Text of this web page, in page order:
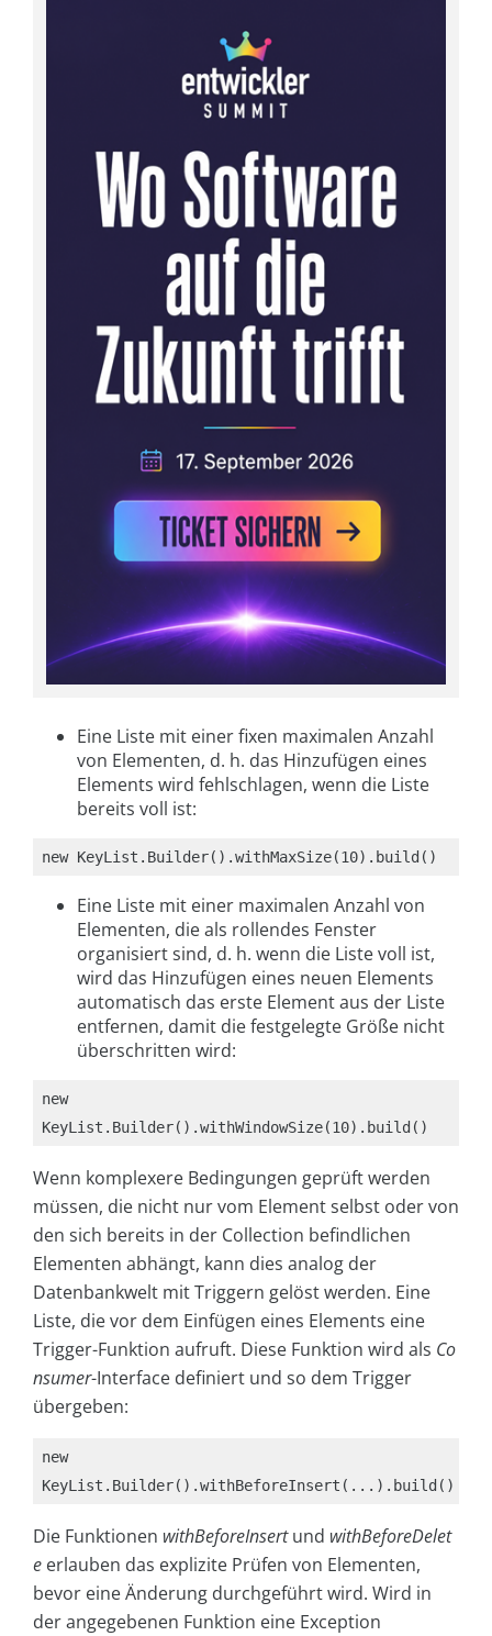
Eine Liste mit einer fixen maximalen Anzahl
von Elementen, d. h. das Hinzufügen eines
Elements wird fehlschlagen, wenn die Liste
bereits voll ist:
new KeyList.Builder().withMaxSize(10).build()
Eine Liste mit einer maximalen Anzahl von
Elementen, die als rollendes Fenster
organisiert sind, d. h. wenn die Liste voll ist,
wird das Hinzufügen eines neuen Elements
automatisch das erste Element aus der Liste
entfernen, damit die festgelegte Größe nicht
überschritten wird:
new
KeyList.Builder().withWindowSize(10).build()
Wenn komplexere Bedingungen geprüft werden
müssen, die nicht nur vom Element selbst oder von
den sich bereits in der Collection befindlichen
Elementen abhängt, kann dies analog der
Datenbankwelt mit Triggern gelöst werden. Eine
Liste, die vor dem Einfügen eines Elements eine
Trigger-Funktion aufruft. Diese Funktion wird als Co
nsumer-Interface definiert und so dem Trigger
übergeben:
new
KeyList.Builder().withBeforeInsert(...).build()
Die Funktionen withBeforeInsert und withBeforeDelet
e erlauben das explizite Prüfen von Elementen,
bevor eine Änderung durchgeführt wird. Wird in
der angegebenen Funktion eine Exception